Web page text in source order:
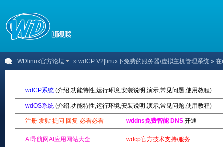
WDlinux官方论坛 » wdCP V2|linux下免费的服务器/虚拟主机管理系统 » 在
wdCP系统 (介绍,功能特性,运行环境,安装说明 ,演示,常见问题,使用教程)
wdOS系统 (介绍,功能特性,运行环境,安装说明 ,演示,常见问题,使用教程)
注册 发贴 提问 回复-必看必看 wddns免费智能 DNS 开通
AI导航网AI应用网站大全 wdcp官方技术支持/服务